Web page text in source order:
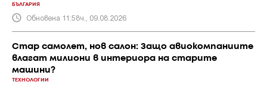
БЪЛГАРИЯ
Обновена 11:58ч., 09.08.2026
Стар самолет, нов салон: Защо авиокомпаниите
влагат милиони в интериора на старите
машини?
ТЕХНОЛОГИИ